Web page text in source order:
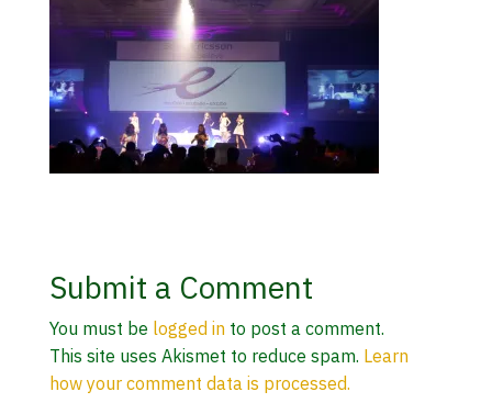
Submit a Comment
You must be logged into post a comment.
This site uses Akismet to reduce spam. Learn
how your comment data is processed.